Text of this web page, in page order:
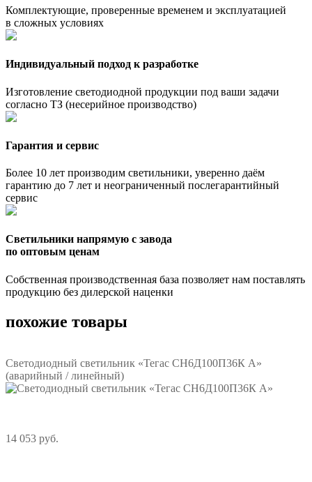
Комплектующие, проверенные временем и эксплуатацией
в сложных условиях
Индивидуальный подход к разработке
Изготовление светодиодной продукции под ваши задачи
согласно ТЗ (несерийное производство)
Гарантия и сервис
Более 10 лет производим светильники, уверенно даём
гарантию до 7 лет и неограниченный послегарантийный
сервис
Светильники напрямую с завода
по оптовым ценам
Собственная производственная база позволяет нам поставлять
продукцию без дилерской наценки
похожие товары
Светодиодный светильник «Тегас СН6Д100П36К А»
(аварийный / линейный)
14 053 руб.